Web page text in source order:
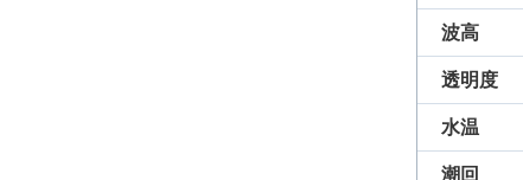
波高
透明度
水温
潮回